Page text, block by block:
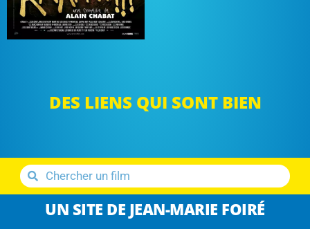
DES LIENS QUI SONT BIEN
UN SITE DE JEAN-MARIE FOIRÉ